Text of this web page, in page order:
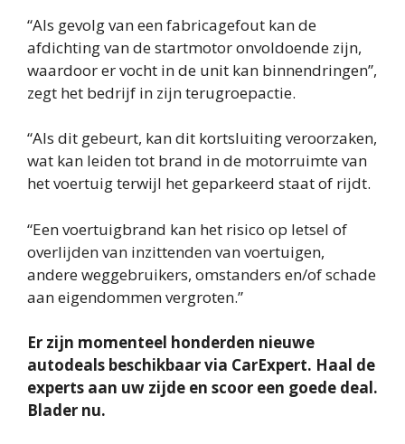
“Als gevolg van een fabricagefout kan de
afdichting van de startmotor onvoldoende zijn,
waardoor er vocht in de unit kan binnendringen”,
zegt het bedrijf in zijn terugroepactie.
“Als dit gebeurt, kan dit kortsluiting veroorzaken,
wat kan leiden tot brand in de motorruimte van
het voertuig terwijl het geparkeerd staat of rijdt.
“Een voertuigbrand kan het risico op letsel of
overlijden van inzittenden van voertuigen,
andere weggebruikers, omstanders en/of schade
aan eigendommen vergroten.”
Er zijn momenteel honderden nieuwe
autodeals beschikbaar via CarExpert. Haal de
experts aan uw zijde en scoor een goede deal.
Blader nu.